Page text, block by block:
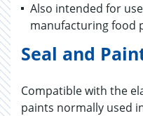
Also intended for
manufacturing food
Seal and
Compatible with the
paints normally used